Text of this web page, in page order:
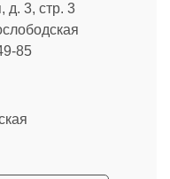
д. 3, стр. 3
85